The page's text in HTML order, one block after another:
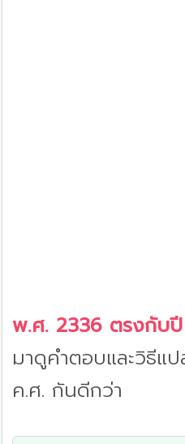
พ.ศ. 2336 ตรงกับปี
มาดูคำตอบและวิธีแ
ค.ศ. กันดีกว่า